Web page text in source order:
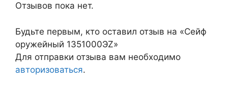
Отзывов пока нет.
Будьте первым, кто оставил отзыв на «Сейф
оружейный 1351000ЭZ»
Для отправки отзыва вам необходимо
авторизоваться.